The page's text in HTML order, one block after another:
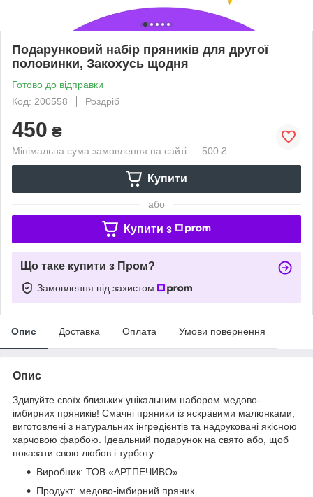
Подарунковий набір пряників для другої
половинки, Закохусь щодня
Готово до відправки
Код: 200558
Роздріб
450 ₴
Мінімальна сума замовлення на сайті — 500 ₴
Купити
або
Купити з
Що таке купити з Пром?
Замовлення під захистом
Опис Доставка Оплата Умови повернення
Опис
Здивуйте своїх близьких унікальним набором медово-
імбирних пряників! Смачні пряники із яскравими малюнками,
виготовлені з натуральних інгредієнтів та надруковані якісною
харчовою фарбою. Ідеальний подарунок на свято або, щоб
показати свою любов і турботу.
Виробник: ТОВ «АРТПЕЧИВО»
Продукт: медово-імбирний пряник